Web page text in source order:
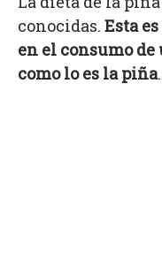
conocidas. Esta
en el consumo
como lo es la piña.